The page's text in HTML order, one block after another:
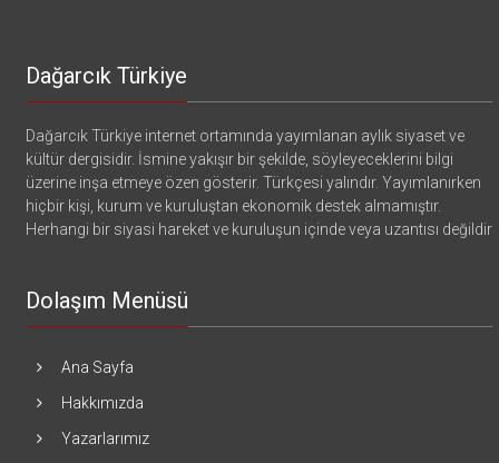
Dağarcık Türkiye
Dağarcık Türkiye internet ortamında yayımlanan aylık siyaset ve
kültür dergisidir. İsmine yakışır bir şekilde, söyleyeceklerini bilgi
üzerine inşa etmeye özen gösterir. Türkçesi yalındır. Yayımlanırken
hiçbir kişi, kurum ve kuruluştan ekonomik destek almamıştır.
Herhangi bir siyasi hareket ve kuruluşun içinde veya uzantısı değildir
Dolaşım Menüsü
Ana Sayfa
Hakkımızda
Yazarlarımız